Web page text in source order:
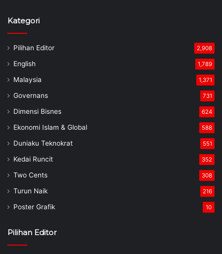
Kategori
Pilihan Editor 2,908
English 1,789
Malaysia 1,371
Governans 731
Dimensi Bisnes 624
Ekonomi Islam & Global 588
Duniaku Teknokrat 551
Kedai Runcit 352
Two Cents 308
Turun Naik 216
Poster Grafik 10
Pilihan Editor